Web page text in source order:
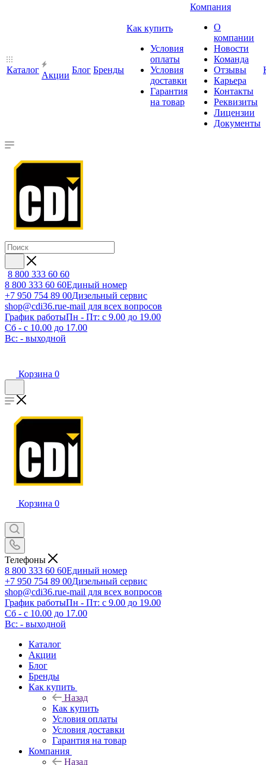
Каталог
Акции
Блог Бренды
Как купить
Условия
оплаты
Условия
доставки
Гарантия
на товар
Компания
О
компании
Новости
Команда
Отзывы
Карьера
Контакты
Реквизиты
Лицензии
Документы
8 800 333 60 60
8 800 333 60 60Единый номер
+7 950 754 89 00Дизельный сервис
shop@cdi36.rue-mail для всех вопросов
График работыПн - Пт: с 9.00 до 19.00
Сб - с 10.00 до 17.00
Вс: - выходной
Корзина 0
Корзина 0
Телефоны
8 800 333 60 60Единый номер
+7 950 754 89 00Дизельный сервис
shop@cdi36.rue-mail для всех вопросов
График работыПн - Пт: с 9.00 до 19.00
Сб - с 10.00 до 17.00
Вс: - выходной
Каталог
Акции
Блог
Бренды
Как купить
Назад
Как купить
Условия оплаты
Условия доставки
Гарантия на товар
Компания
Назад